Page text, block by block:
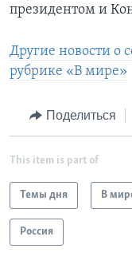
президентом и
Другие новости о
рубрике «В мире»
Поделиться
This item is part of
Темы дня В
Россия